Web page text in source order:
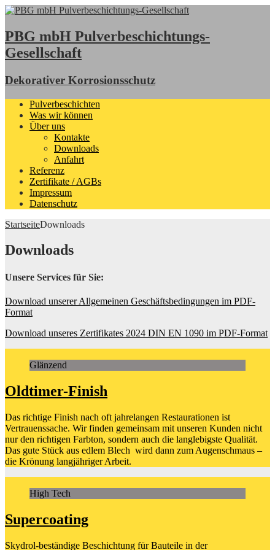
PBG mbH Pulverbeschichtungs-
Gesellschaft
Dekorativer Korrosionsschutz
Pulverbeschichten
Was wir können
Über uns
Kontakte
Downloads
Anfahrt
Referenz
Zertifikate / AGBs
Impressum
Datenschutz
StartseiteDownloads
Downloads
Unsere Services für Sie:
Download unserer Allgemeinen Geschäftsbedingungen im PDF-
Format
Download unseres Zertifikates 2024 DIN EN 1090 im PDF-Format
Glänzend
Oldtimer-Finish
Das richtige Finish nach oft jahrelangen Restaurationen ist
Vertrauenssache. Wir finden gemeinsam mit unseren Kunden nicht
nur den richtigen Farbton, sondern auch die langlebigste Qualität.
Das gute Stück aus edlem Blech wird dann zum Augenschmaus –
die Krönung langjähriger Arbeit.
High Tech
Supercoating
Skydrol-beständige Beschichtung für Bauteile in der